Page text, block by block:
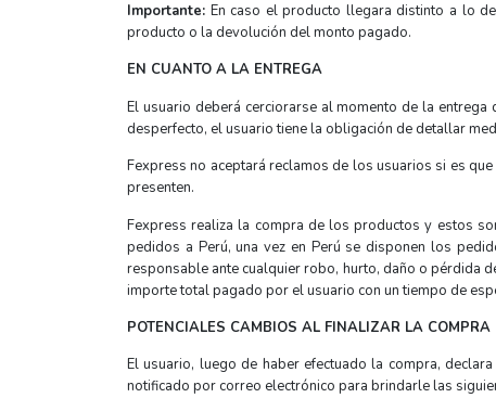
Importante: En caso el producto llegara distinto a lo
producto o la devolución del monto pagado.
EN CUANTO A LA ENTREGA
El usuario deberá cerciorarse al momento de la
desperfecto, el usuario tiene la obligación de detallar
Fexpress no aceptará reclamos de los usuarios si es
presenten.
Fexpress realiza la compra de los productos y estos
pedidos a Perú, una vez en Perú se disponen los
responsable ante cualquier robo, hurto, daño o pérdida
importe total pagado por el usuario con un tiempo de
POTENCIALES CAMBIOS AL FINALIZAR LA COMPRA
El usuario, luego de haber efectuado la compra,
notificado por correo electrónico para brindarle las